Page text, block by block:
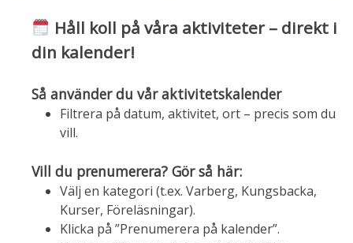
Håll koll på våra aktiviteter – direkt i
din kalender!
Så använder du vår aktivitetskalender
Filtrera på datum, aktivitet, ort – precis som du
vill.
Vill du prenumerera? Gör så här:
Välj en kategori (t.ex. Varberg, Kungsbacka,
Kurser, Föreläsningar).
Klicka på ”Prenumerera på kalender”.